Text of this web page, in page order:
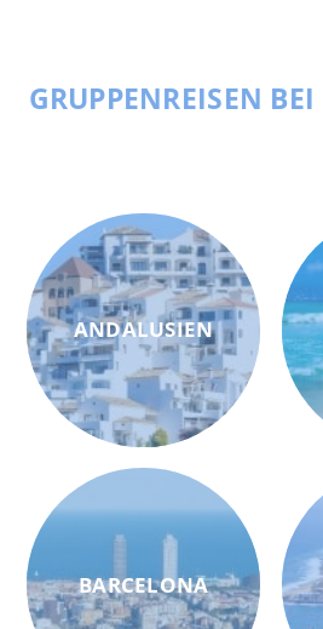
GRUPPENREISEN BEI
ANDALUSIEN
BARCELONA